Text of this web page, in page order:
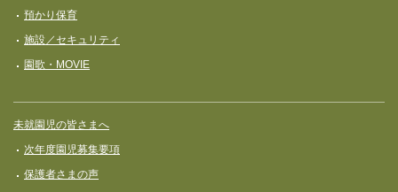
ン
預かり保育
施設／セキュリティ
園歌・MOVIE
未就園児の皆さまへ
次年度園児募集要項
保護者さまの声